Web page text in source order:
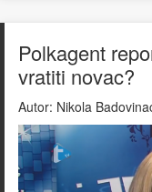
Polkagent
vratiti novac?
Autor: Nikola